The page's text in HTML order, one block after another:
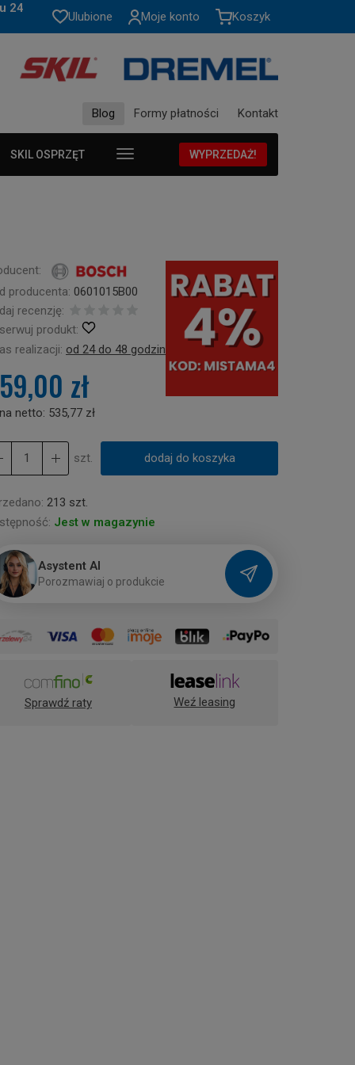
24
Ulubione Moje konto Koszyk
Blog Formy płatności Kontakt
SKIL OSPRZĘT WYPRZEDAŻ!
producenta: 0601015B00
recenzję:
produkt:
realizacji: od 24 do 48 godzin
zł
netto: 535,77 zł
szt. dodaj do koszyka
213 szt.
Jest w magazynie
Asystent AI
Porozmawiaj o produkcie
Sprawdź raty Weź leasing